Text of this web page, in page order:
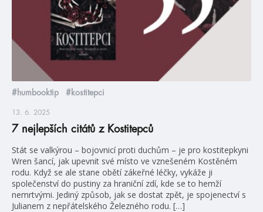
#humbooktip #kostitepci
13. 6. 2025
7 nejlepších citátů z Kostitepců
Stát se valkýrou – bojovnicí proti duchům – je pro kostitepkyni
Wren šancí, jak upevnit své místo ve vznešeném Kostěném
rodu. Když se ale stane obětí zákeřné léčky, vykáže ji
společenství do pustiny za hraniční zdí, kde se to hemží
nemrtvými. Jediný způsob, jak se dostat zpět, je spojenectví s
Julianem z nepřátelského Železného rodu. […]